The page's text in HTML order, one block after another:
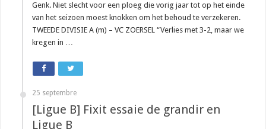
Genk. Niet slecht voor een ploeg die vorig jaar tot op het einde
van het seizoen moest knokken om het behoud te verzekeren.
TWEEDE DIVISIE A (m) – VC ZOERSEL “Verlies met 3-2, maar we
kregen in …
25 septembre
[Ligue B] Fixit essaie de grandir en
Ligue B